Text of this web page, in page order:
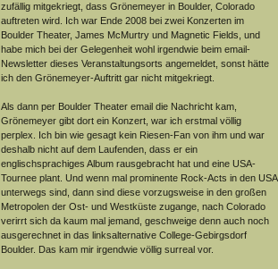
zufällig mitgekriegt, dass Grönemeyer in Boulder, Colorado
auftreten wird. Ich war Ende 2008 bei zwei Konzerten im
Boulder Theater, James McMurtry und Magnetic Fields, und
habe mich bei der Gelegenheit wohl irgendwie beim email-
Newsletter dieses Veranstaltungsorts angemeldet, sonst hätte
ich den Grönemeyer-Auftritt gar nicht mitgekriegt.
Als dann per Boulder Theater email die Nachricht kam,
Grönemeyer gibt dort ein Konzert, war ich erstmal völlig
perplex. Ich bin wie gesagt kein Riesen-Fan von ihm und war
deshalb nicht auf dem Laufenden, dass er ein
englischsprachiges Album rausgebracht hat und eine USA-
Tournee plant. Und wenn mal prominente Rock-Acts in den USA
unterwegs sind, dann sind diese vorzugsweise in den großen
Metropolen der Ost- und Westküste zugange, nach Colorado
verirrt sich da kaum mal jemand, geschweige denn auch noch
ausgerechnet in das linksalternative College-Gebirgsdorf
Boulder. Das kam mir irgendwie völlig surreal vor.